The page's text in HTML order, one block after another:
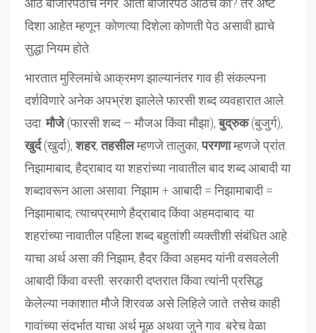
आठ बाजारपेठांचे नगर. आता बाजारपेठ आठच का? तर अष्ट
दिशा आहेत म्हणून. कोणत्या दिशेला कोणती पेठ असावी ह्याचे
सुद्धा नियम होते.
भारतात मुस्लिमांचे आक्रमण झाल्यानंतर गाव ही संकल्पना
दर्शविणारे अनेक अपभ्रंश झालेले फारसी शब्द व्यवहारात आले.
उदा.मौजे(फारसी शब्द – मौजअ किंवा मौझा),बुद्रुक(बुजुर्ग),
खुर्द(खुर्दा),शहर,तहसीलम्हणजे तालुका,परगणाम्हणजे प्रांत.
निझामाबाद, हैद्राबाद या शहरांच्या नावातील बाद शब्द आबादी या
शब्दावरून आला असावा. निझाम + आबादी = निझामाबादी =
निझामाबाद; त्याचप्रमाणे हैद्राबाद किंवा अहमदाबाद. या
शहरांच्या नावातील पहिला शब्द बहुतांशी व्यक्तीशी संबंधित आहे.
याचा अर्थ असा की निझाम, हैदर किंवा अहमद यांनी वसवलेली
आबादी किंवा वस्ती. सरकारी दप्तरात किंवा त्यांनी प्रसिद्ध
केलेल्या नकाशात मौजे शिरवळ असे लिहिले जाते. तसेच काही
गावांच्या संदर्भात याचा अर्थ मूळ अथवा जुने गाव. बरेच वेळा